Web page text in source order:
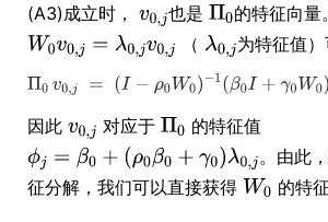
(A3)成立时，
也是
的特征向量
（
为特征值）
因此 对应于
的特征值
。由此
征分解，我们可以直接获得
的特